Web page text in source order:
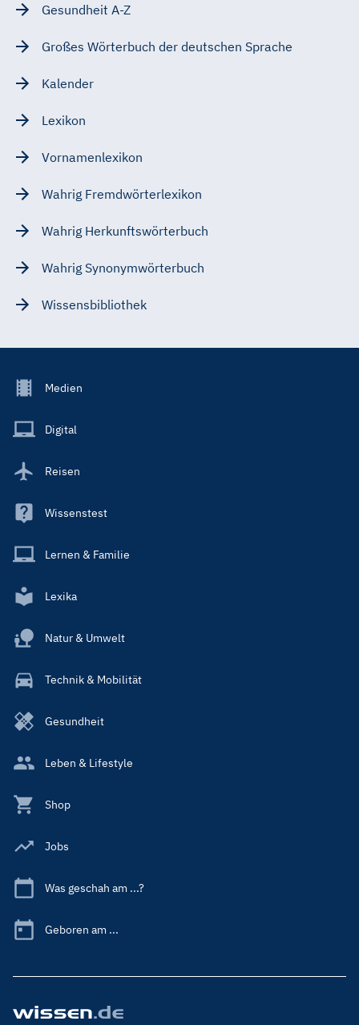
Gesundheit A-Z
Großes Wörterbuch der deutschen Sprache
Kalender
Lexikon
Vornamenlexikon
Wahrig Fremdwörterlexikon
Wahrig Herkunftswörterbuch
Wahrig Synonymwörterbuch
Wissensbibliothek
Footer
Main
Medien
Digital
Reisen
Wissenstest
Lernen & Familie
Lexika
Natur & Umwelt
Technik & Mobilität
Gesundheit
Leben & Lifestyle
Shop
Jobs
Was geschah am ...?
Geboren am ...